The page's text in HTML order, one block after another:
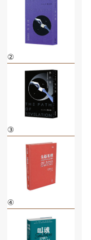
②
③
④